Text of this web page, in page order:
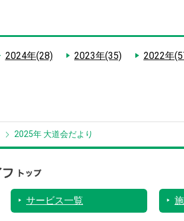
2024年(28) 2023年(35) 2022年
2025年 大道会だより
サービス一覧